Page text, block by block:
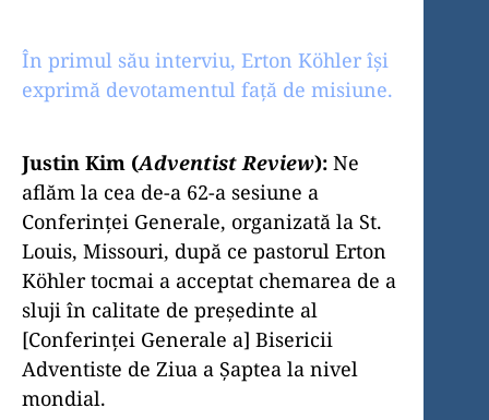
În primul său interviu, Erton Köhler își
exprimă devotamentul față de misiune.
Justin Kim (Adventist Review): Ne
aflăm la cea de-a 62-a sesiune a
Conferinței Generale, organizată la St.
Louis, Missouri, după ce pastorul Erton
Köhler tocmai a acceptat chemarea de a
sluji în calitate de președinte al
[Conferinței Generale a] Bisericii
Adventiste de Ziua a Șaptea la nivel
mondial.